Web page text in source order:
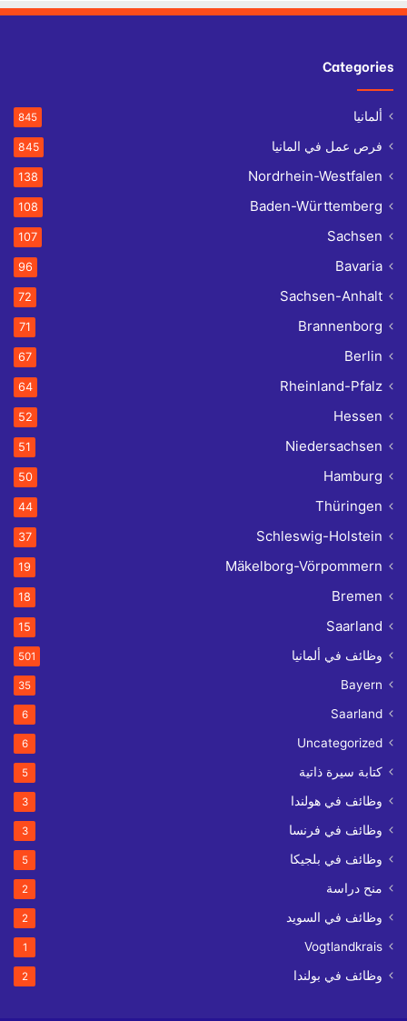
Categories
ألمانيا 845
فرص عمل في المانيا 845
Nordrhein-Westfalen
138
Baden-Württemberg
108
Sachsen
107
Bavaria
96
Sachsen-Anhalt
72
Brannenborg
71
Berlin
67
Rheinland-Pfalz
64
Hessen
52
Niedersachsen
51
Hamburg
50
Thüringen
44
Schleswig-Holstein
37
Mäkelborg-Vörpommern
19
Bremen
18
Saarland
15
وظائف في ألمانيا 501
Bayern
35
Saarland
6
Uncategorized
6
كتابة سيرة ذاتية 5
وظائف في هولندا 3
وظائف في فرنسا 3
وظائف في بلجيكا 5
منح دراسة 2
وظائف في السويد 2
Vogtlandkrais
1
وظائف في بولندا 2